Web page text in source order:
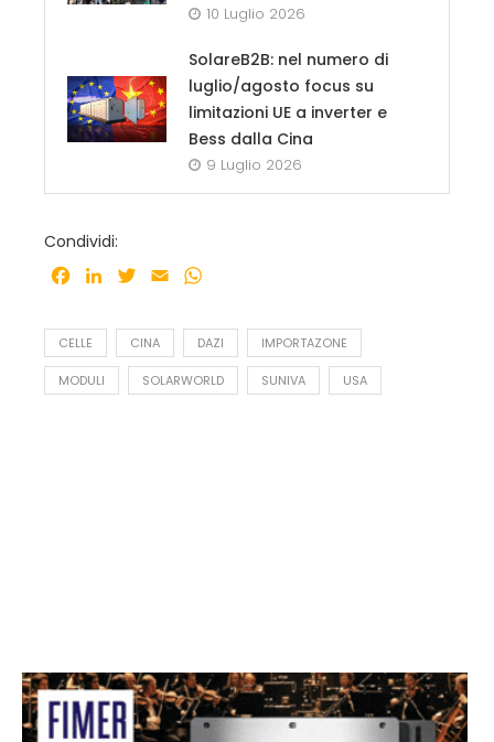
10 Luglio 2026
SolareB2B: nel numero di
luglio/agosto focus su
limitazioni UE a inverter e
Bess dalla Cina
9 Luglio 2026
Condividi:
Facebook
LinkedInTwitter
Email
CELLE CINA DAZI IMPORTAZONE
MODULI SOLARWORLD SUNIVA USA